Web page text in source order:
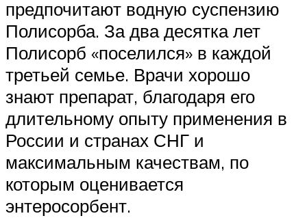
предпочитают водную суспензию
Полисорба. За два десятка лет
Полисорб «поселился» в каждой
третьей семье. Врачи хорошо
знают препарат, благодаря его
длительному опыту применения в
России и странах СНГ и
максимальным качествам, по
которым оценивается
энтеросорбент.